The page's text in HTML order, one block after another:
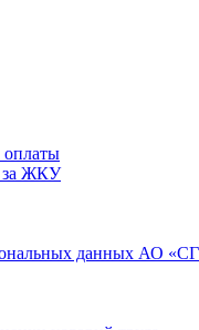
оплаты
за ЖКУ
данных АО